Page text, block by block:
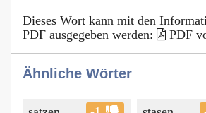
Dieses Wort kann mit den
PDF ausgegeben werden:
PDF
Ähnliche Wörter